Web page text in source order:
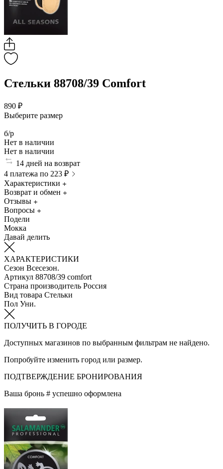
Стельки 88708/39 Comfort
890 ₽
Выберите размер
б/р
Нет в наличии
Нет в наличии
14 дней на возврат
4 платежа по 223 ₽
Характеристики
Возврат и обмен
Отзывы
Вопросы
Подели
Мокка
Давай делить
ХАРАКТЕРИСТИКИ
Сезон Всесезон.
Артикул 88708/39 comfort
Страна производитель Россия
Вид товара Стельки
Пол Уни.
ПОЛУЧИТЬ В ГОРОДЕ
Доступных магазинов по выбранным фильтрам не найдено.
Попробуйте изменить город или размер.
ПОДТВЕРЖДЕНИЕ БРОНИРОВАНИЯ
Ваша бронь # успешно оформлена